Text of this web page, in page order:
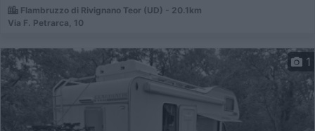
Flambruzzo di Rivignano Teor (UD) - 20.1km
Via F. Petrarca, 10
1